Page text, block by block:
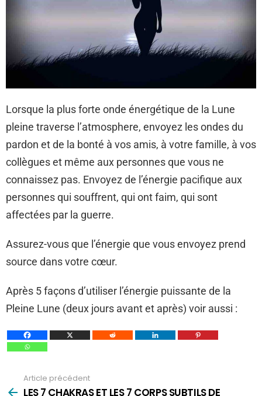
Lorsque la plus forte onde énergétique de la Lune
pleine traverse l’atmosphere, envoyez les ondes du
pardon et de la bonté à vos amis, à votre famille, à vos
collègues et même aux personnes que vous ne
connaissez pas. Envoyez de l’énergie pacifique aux
personnes qui souffrent, qui ont faim, qui sont
affectées par la guerre.
Assurez-vous que l’énergie que vous envoyez prend
source dans votre cœur.
Après 5 façons d’utiliser l’énergie puissante de la
Pleine Lune (deux jours avant et après) voir aussi :
plus
Article précédent
LES 7 CHAKRAS ET LES 7 CORPS SUBTILS DE